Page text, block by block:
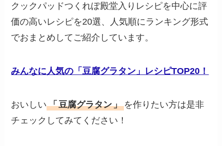
クックパッドつくれぽ殿堂入りレシピを中心に評
価の高いレシピを20選、人気順にランキング形式
でおまとめしてご紹介しています。
みんなに人気の「豆腐グラタン」レシピTOP20！
おいしい 「豆腐グラタン」 を作りたい方は是非
チェックしてみてください！